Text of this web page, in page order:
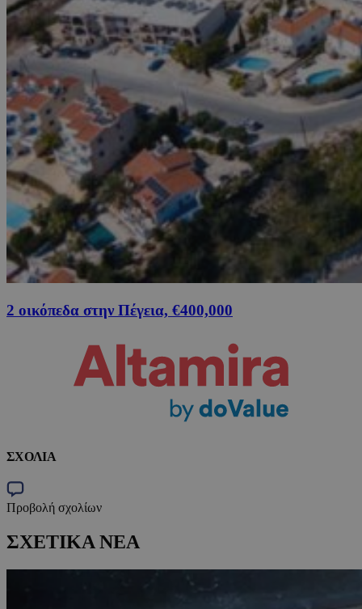
2 οικόπεδα στην Πέγεια, €400,000
ΣΧΟΛΙΑ
Προβολή σχολίων
ΣΧΕΤΙΚΑ ΝΕΑ